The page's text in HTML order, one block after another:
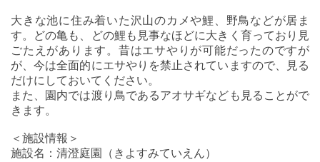
大きな池に住み着いた沢山のカメや鯉、野鳥などが居ま
す。どの亀も、どの鯉も見事なほどに大きく育っており見
ごたえがあります。昔はエサやりが可能だったのですが
が、今は全面的にエサやりを禁止されていますので、見る
だけにしておいてください。
また、園内では渡り鳥であるアオサギなども見ることがで
きます。
＜施設情報＞
施設名：清澄庭園（きよすみていえん）